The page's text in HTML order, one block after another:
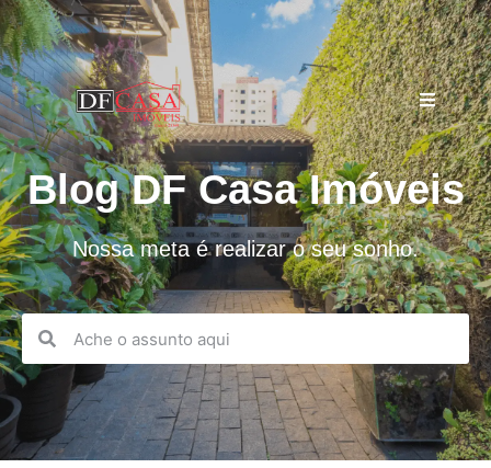
Blog DF Casa Imóveis
Nossa meta é realizar o seu sonho.